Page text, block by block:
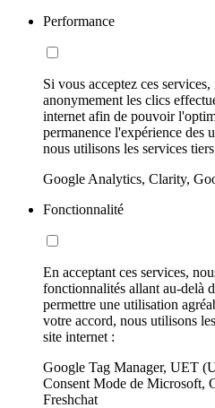
Performance
Si vous acceptez ces
anonymement les clics
internet afin de pouvoir
permanence l'expérience des
nous utilisons les services
Google Analytics, Clarity,
Fonctionnalité
En acceptant ces services,
fonctionnalités allant au-delà
permettre une utilisation
votre accord, nous utilisons
site internet :
Google Tag Manager, UET
Consent Mode de Microsoft,
Freshchat